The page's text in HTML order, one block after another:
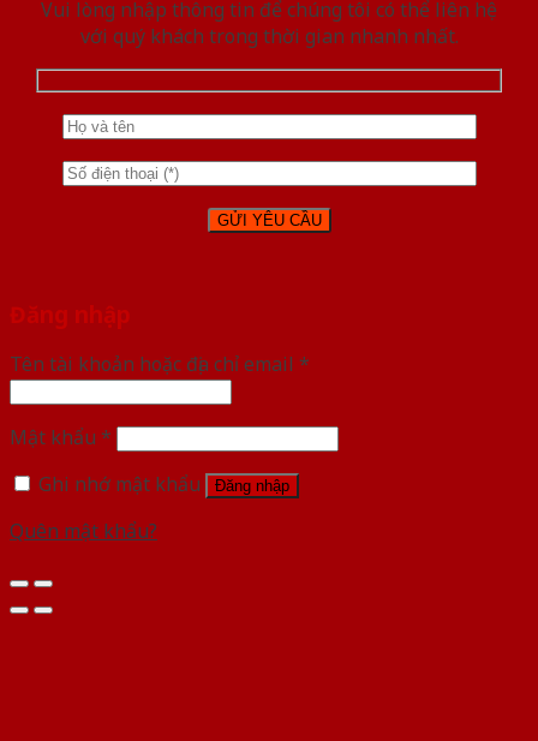
Vui lòng nhập thông tin để chúng tôi có thể liên hệ
với quý khách trong thời gian nhanh nhất.
Đăng nhập
Tên tài khoản hoặc địa chỉ email *
Mật khẩu *
Ghi nhớ mật khẩu
Đăng nhập
Quên mật khẩu?